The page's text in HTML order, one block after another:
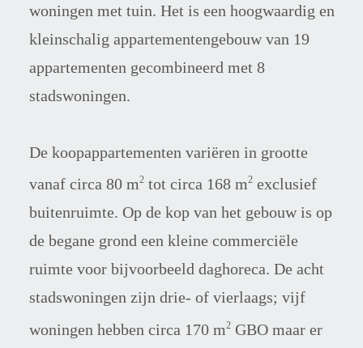
woningen met tuin. Het is een hoogwaardig en
kleinschalig appartementengebouw van 19
appartementen gecombineerd met 8
stadswoningen.
De koopappartementen variëren in grootte
vanaf circa 80 m2 tot circa 168 m2 exclusief
buitenruimte. Op de kop van het gebouw is op
de begane grond een kleine commerciële
ruimte voor bijvoorbeeld daghoreca. De acht
stadswoningen zijn drie- of vierlaags; vijf
woningen hebben circa 170 m2 GBO maar er